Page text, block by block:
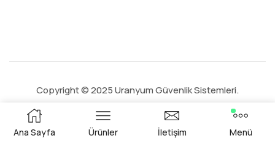
Copyright © 2025 Uranyum Güvenlik Sistemleri.
Ana Sayfa Ürünler İletişim Menü